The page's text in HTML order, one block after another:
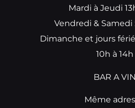
Mardi à Jeudi
Vendredi & Samedi
Dimanche et jours
10h à 14h
BAR A VIN
Même